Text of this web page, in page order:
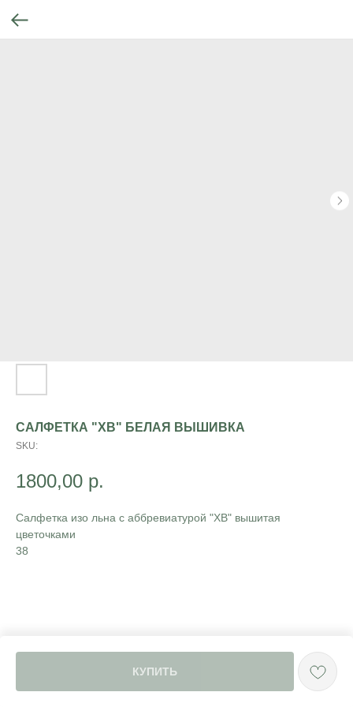
САЛФЕТКА "ХВ" БЕЛАЯ ВЫШИВКА
SKU:
1800,00 р.
КУПИТЬ
Салфетка изо льна с аббревиатурой "ХВ" вышитая
цветочками
38